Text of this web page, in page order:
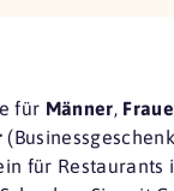
für Männer,
für